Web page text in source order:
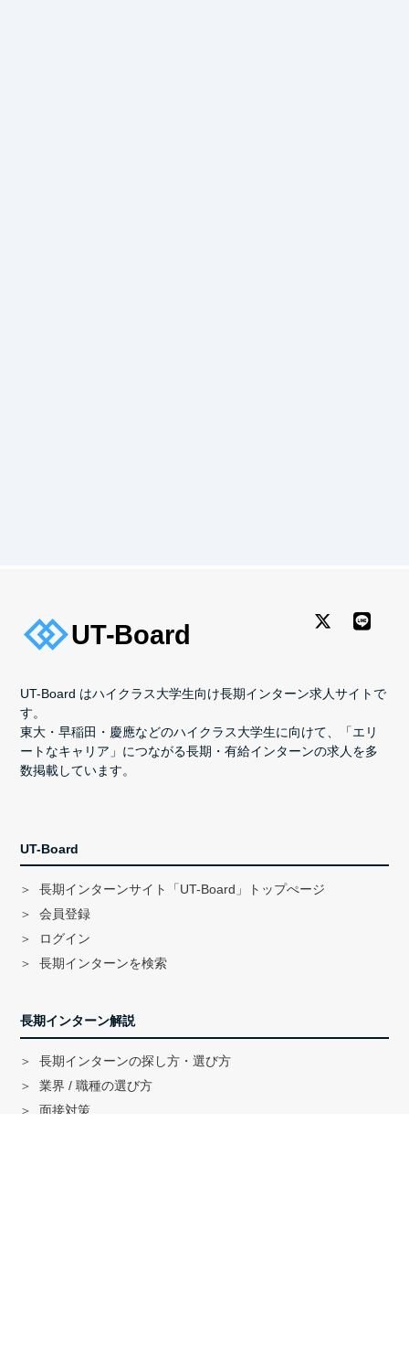
UT-Board はハイクラス大学生向け長期インターン求人サイトで
す。
東大・早稲田・慶應などのハイクラス大学生に向けて、「エリ
ートなキャリア」につながる長期・有給インターンの求人を多
数掲載しています。
UT-Board
長期インターンサイト「UT-Board」トップぺージ
会員登録
ログイン
長期インターンを検索
長期インターン解説
長期インターンの探し方・選び方
業界 / 職種の選び方
面接対策